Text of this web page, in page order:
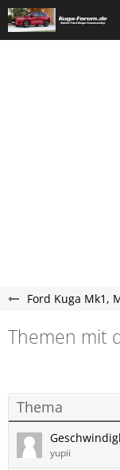
Ford Kuga Mk1,
Themen mit
Thema
yupii